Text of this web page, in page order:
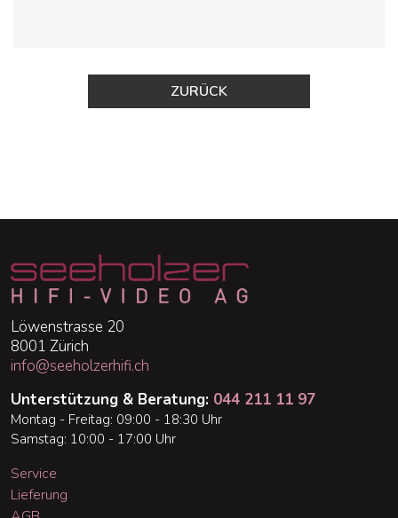
ZURÜCK
Löwenstrasse 20
8001 Zürich
info@seeholzerhifi.ch
Unterstützung & Beratung: 044 211 11 97
Montag - Freitag: 09:00 - 18:30 Uhr
Samstag: 10:00 - 17:00 Uhr
Service
Lieferung